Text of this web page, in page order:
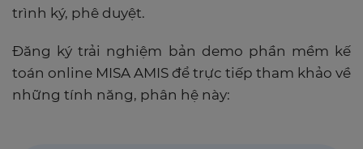
trình ký, phê duyệt.
Đăng ký trải nghiệm bản demo phần mềm kế
toán online MISA AMIS để trực tiếp tham khảo về
những tính năng, phân hệ này: